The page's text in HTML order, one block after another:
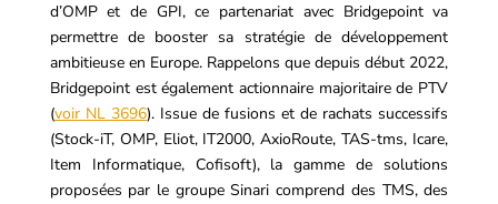
d’OMP et de GPI, ce partenariat avec Bridgepoint va
permettre de booster sa stratégie de développement
ambitieuse en Europe. Rappelons que depuis début 2022,
Bridgepoint est également actionnaire majoritaire de PTV
(voir NL 3696). Issue de fusions et de rachats successifs
(Stock-iT, OMP, Eliot, IT2000, AxioRoute, TAS-tms, Icare,
Item Informatique, Cofisoft), la gamme de solutions
proposées par le groupe Sinari comprend des TMS, des